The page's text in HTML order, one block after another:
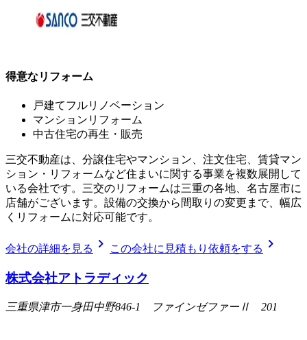
得意なリフォーム
戸建てフルリノベーション
マンションリフォーム
中古住宅の再生・販売
三交不動産は、分譲住宅やマンション、注文住宅、賃貸マン
ション・リフォームなど住まいに関する事業を複数展開して
いる会社です。三交のリフォームは三重の各地、名古屋市に
店舗がございます。設備の交換から間取りの変更まで、幅広
くリフォームに対応可能です。
会社の詳細を見る chevron_right この会社に見積もり依頼をする chevron_right
株式会社アトラディック
三重県津市一身田中野846-1 ファインゼファーⅡ 201